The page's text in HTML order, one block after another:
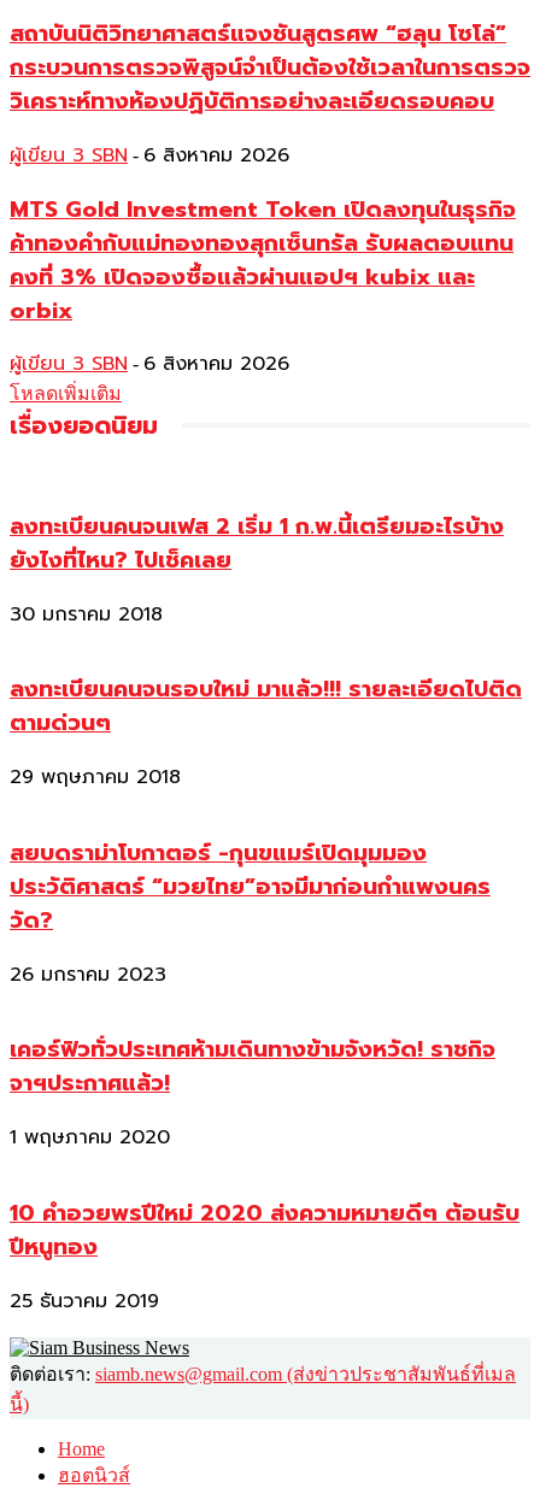
สถาบันนิติวิทยาศาสตร์แจงชันสูตรศพ “ฮลุน โซโล่”
กระบวนการตรวจพิสูจน์จำเป็นต้องใช้เวลาในการตรวจ
วิเคราะห์ทางห้องปฏิบัติการอย่างละเอียดรอบคอบ
ผู้เขียน 3 SBN - 6 สิงหาคม 2026
MTS Gold Investment Token เปิดลงทุนในธุรกิจ
ค้าทองคำกับแม่ทองทองสุกเซ็นทรัล รับผลตอบแทน
คงที่ 3% เปิดจองซื้อแล้วผ่านแอปฯ kubix และ
orbix
ผู้เขียน 3 SBN - 6 สิงหาคม 2026
โหลดเพิ่มเติม
เรื่องยอดนิยม
ลงทะเบียนคนจนเฟส 2 เริ่ม 1 ก.พ.นี้เตรียมอะไรบ้าง
ยังไงที่ไหน? ไปเช็คเลย
30 มกราคม 2018
ลงทะเบียนคนจนรอบใหม่ มาแล้ว!!! รายละเอียดไปติด
ตามด่วนๆ
29 พฤษภาคม 2018
สยบดราม่าโบกาตอร์ -กุนขแมร์เปิดมุมมอง
ประวัติศาสตร์ “มวยไทย”อาจมีมาก่อนกำแพงนคร
วัด?
26 มกราคม 2023
เคอร์ฟิวทั่วประเทศห้ามเดินทางข้ามจังหวัด! ราชกิจ
จาฯประกาศแล้ว!
1 พฤษภาคม 2020
10 คำอวยพรปีใหม่ 2020 ส่งความหมายดีๆ ต้อนรับ
ปีหนูทอง
25 ธันวาคม 2019
ติดต่อเรา: siamb.news@gmail.com (ส่งข่าวประชาสัมพันธ์ที่เมล
นี้)
Home
ฮอตนิวส์